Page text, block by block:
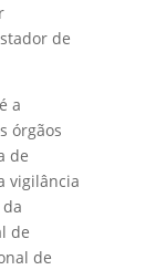
de
a
órgãos
de
vigilância
de
de